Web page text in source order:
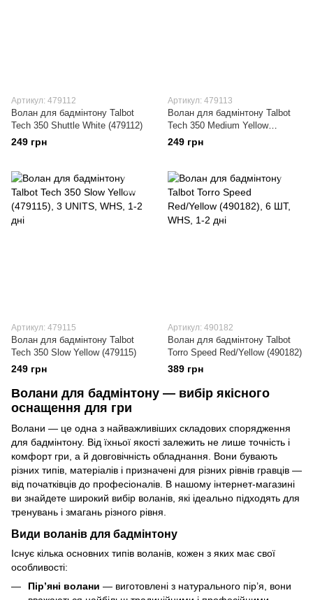
Артикул: 479112
Волан для бадмінтону Talbot
Tech 350 Shuttle White (479112)
249 грн
Артикул: 479113
Волан для бадмінтону Talbot
Tech 350 Medium Yellow
(479113)
249 грн
Артикул: 479115
Волан для бадмінтону Talbot
Tech 350 Slow Yellow (479115)
249 грн
Артикул: 490182
Волан для бадмінтону Talbot
Torro Speed Red/Yellow (490182)
389 грн
Волани для бадмінтону — вибір якісного
оснащення для гри
Волани — це одна з найважливіших складових спорядження
для бадмінтону. Від їхньої якості залежить не лише точність і
комфорт гри, а й довговічність обладнання. Вони бувають
різних типів, матеріалів і призначені для різних рівнів гравців —
від початківців до професіоналів. В нашому інтернет-магазині
ви знайдете широкий вибір воланів, які ідеально підходять для
тренувань і змагань різного рівня.
Види воланів для бадмінтону
Існує кілька основних типів воланів, кожен з яких має свої
особливості:
Пір’яні волани — виготовлені з натурального пір’я, вони